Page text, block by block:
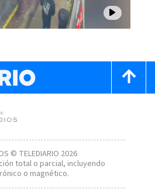
© TELEDIARIO 2026
total o parcial, incluyendo
o magnético.